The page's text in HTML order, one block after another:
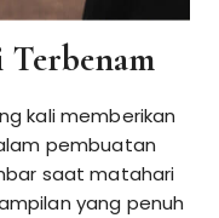
Terbenam
kali memberikan
pembuatan
saat matahari
yang penuh